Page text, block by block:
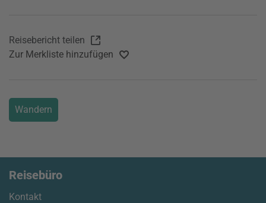
Reisebericht teilen
Zur Merkliste hinzufügen
Wandern
Reisebüro
Kontakt